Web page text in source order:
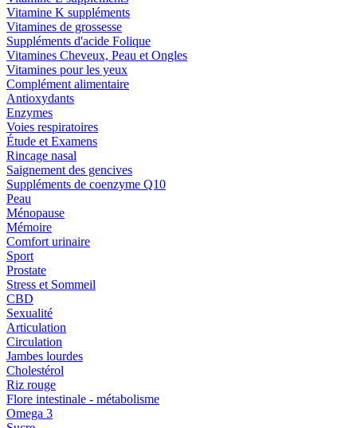
Vitamine K suppléments
Vitamines de grossesse
Suppléments d'acide Folique
Vitamines Cheveux, Peau et Ongles
Vitamines pour les yeux
Complément alimentaire
Antioxydants
Enzymes
Voies respiratoires
Étude et Examens
Rincage nasal
Saignement des gencives
Suppléments de coenzyme Q10
Peau
Ménopause
Mémoire
Comfort urinaire
Sport
Prostate
Stress et Sommeil
CBD
Sexualité
Articulation
Circulation
Jambes lourdes
Cholestérol
Riz rouge
Flore intestinale - métabolisme
Omega 3